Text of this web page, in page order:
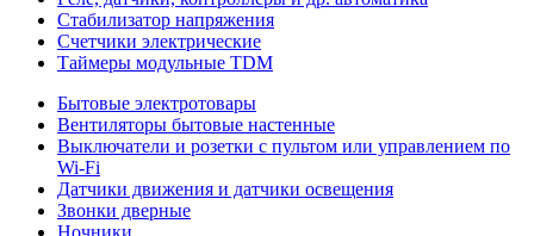
Стабилизатор напряжения
Счетчики электрические
Таймеры модульные TDM
Бытовые электротовары
Вентиляторы бытовые настенные
Выключатели и розетки с пультом или управлением по
Wi-Fi
Датчики движения и датчики освещения
Звонки дверные
Ночники